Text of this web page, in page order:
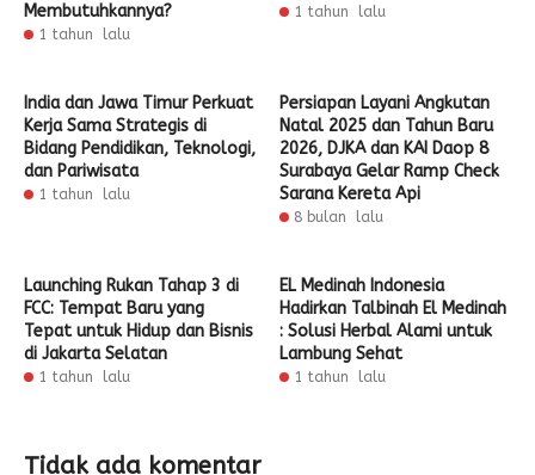
Membutuhkannya?
1 tahun lalu
1 tahun lalu
India dan Jawa Timur Perkuat
Kerja Sama Strategis di
Bidang Pendidikan, Teknologi,
dan Pariwisata
1 tahun lalu
Persiapan Layani Angkutan
Natal 2025 dan Tahun Baru
2026, DJKA dan KAI Daop 8
Surabaya Gelar Ramp Check
Sarana Kereta Api
8 bulan lalu
Launching Rukan Tahap 3 di
FCC: Tempat Baru yang
Tepat untuk Hidup dan Bisnis
di Jakarta Selatan
1 tahun lalu
EL Medinah Indonesia
Hadirkan Talbinah El Medinah
: Solusi Herbal Alami untuk
Lambung Sehat
1 tahun lalu
Tidak ada komentar